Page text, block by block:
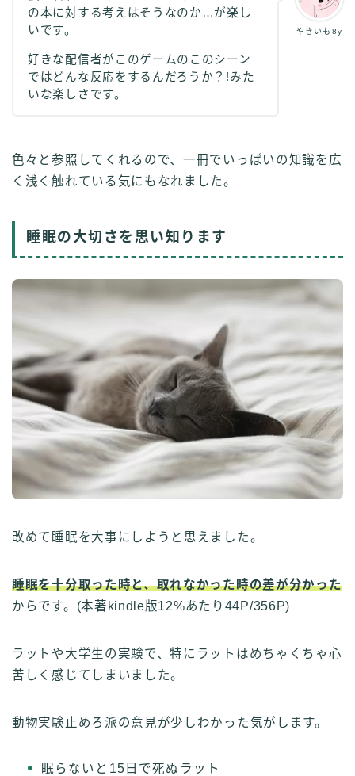
やきいも8y
の本に対する考えはそうなのか…が楽し
いです。
好きな配信者がこのゲームのこのシーン
ではどんな反応をするんだろうか？!みた
いな楽しさです。
色々と参照してくれるので、一冊でいっぱいの知識を広
く浅く触れている気にもなれました。
睡眠の大切さを思い知ります
改めて睡眠を大事にしようと思えました。
睡眠を十分取った時と、取れなかった時の差が分かった
からです。(本著kindle版12%あたり44P/356P)
ラットや大学生の実験で、特にラットはめちゃくちゃ心
苦しく感じてしまいました。
動物実験止めろ派の意見が少しわかった気がします。
眠らないと15日で死ぬラット